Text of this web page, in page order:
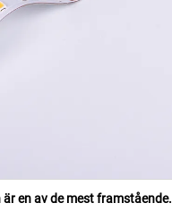
är en av de mest framstående.